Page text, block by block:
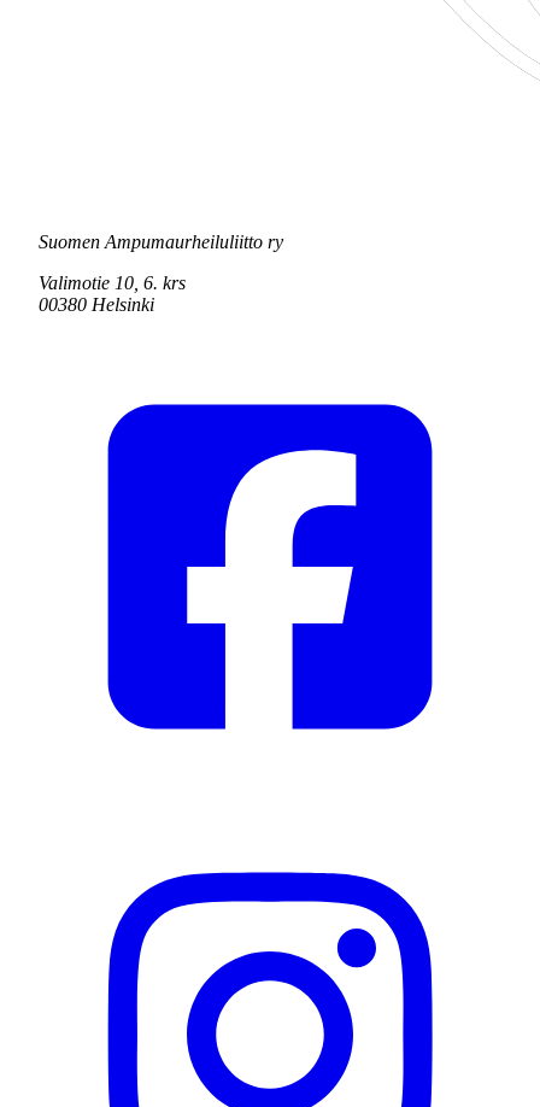
Suomen Ampumaurheiluliitto ry
Valimotie 10, 6. krs
00380 Helsinki